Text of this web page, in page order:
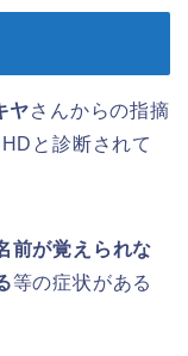
ヤさんからの指摘
と診断されて
前が覚えられな
等の症状がある